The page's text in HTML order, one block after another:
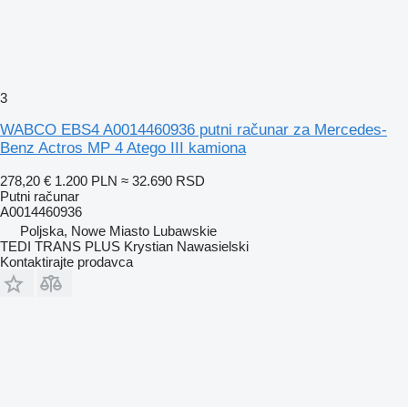
3
WABCO EBS4 A0014460936 putni računar za Mercedes-
Benz Actros MP 4 Atego III kamiona
278,20 € 1.200 PLN ≈ 32.690 RSD
Putni računar
A0014460936
Poljska, Nowe Miasto Lubawskie
TEDI TRANS PLUS Krystian Nawasielski
Kontaktirajte prodavca